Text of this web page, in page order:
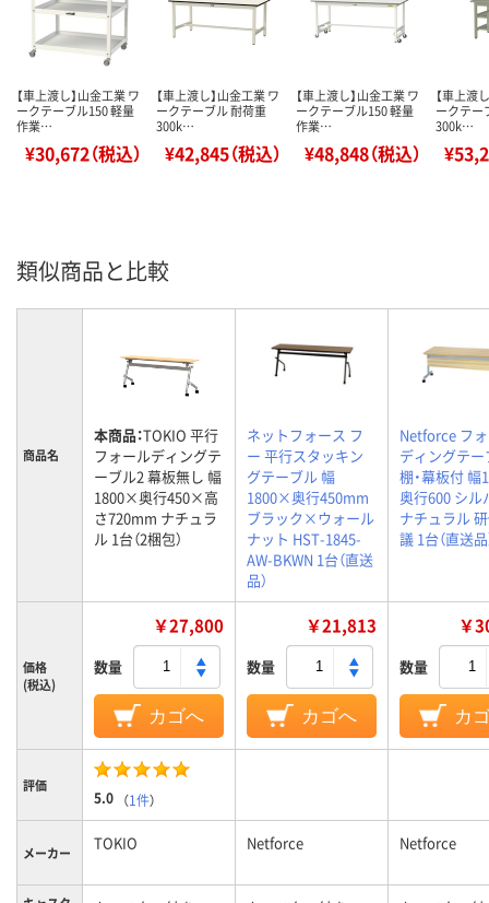
【車上渡し】山金工業 ワ
ークテーブル150 軽量
作業…
¥30,672（税込）
【車上渡し】山金工業 ワ
ークテーブル 耐荷重
300k…
¥42,845（税込）
【車上渡し】山金工業 ワ
ークテーブル150 軽量
作業…
¥48,848（税込）
【車上渡
ークテー
300k…
類似商品と比較
商品名
本商品：TOKIO 平行
フォールディングテ
ーブル2 幕板無し 幅
1800×奥行450×高
さ720mm ナチュラ
ル 1台（2梱包）
ネットフォース フ
ー 平行スタッキン
グテーブル 幅
1800×奥行450mm
ブラック×ウォール
ナット HST-1845-
AW-BKWN 1台（直送
品）
Netforce フ
ディングテー
棚・幕板付
奥行600 シ
ナチュラル
議 1台（直送品
価格
(税込)
￥27,800
数量
カゴへ
￥21,813
数量
カゴへ
￥
数量
カ
評価
5.0 （1件）
メーカー TOKIO Netforce Netforce